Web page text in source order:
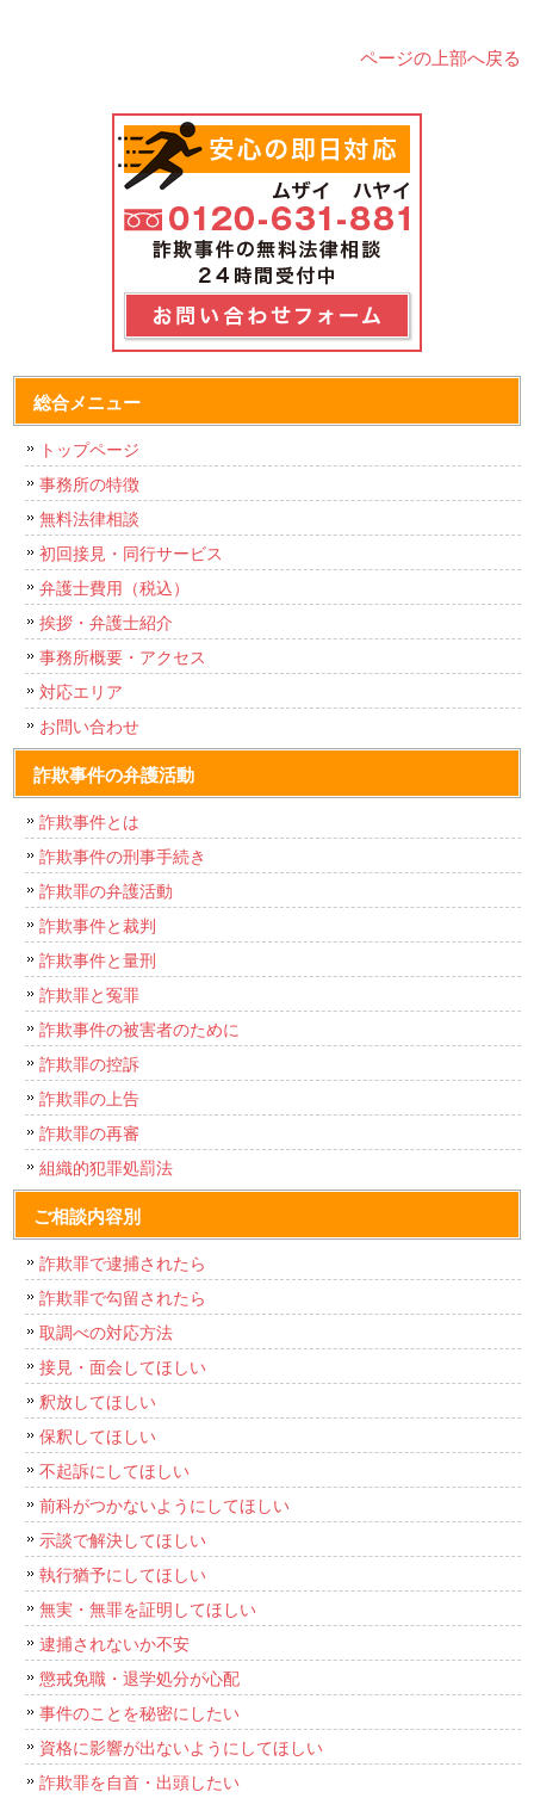
ページの上部へ戻る
総合メニュー
トップページ
事務所の特徴
無料法律相談
初回接見・同行サービス
弁護士費用（税込）
挨拶・弁護士紹介
事務所概要・アクセス
対応エリア
お問い合わせ
詐欺事件の弁護活動
詐欺事件とは
詐欺事件の刑事手続き
詐欺罪の弁護活動
詐欺事件と裁判
詐欺事件と量刑
詐欺罪と冤罪
詐欺事件の被害者のために
詐欺罪の控訴
詐欺罪の上告
詐欺罪の再審
組織的犯罪処罰法
ご相談内容別
詐欺罪で逮捕されたら
詐欺罪で勾留されたら
取調べの対応方法
接見・面会してほしい
釈放してほしい
保釈してほしい
不起訴にしてほしい
前科がつかないようにしてほしい
示談で解決してほしい
執行猶予にしてほしい
無実・無罪を証明してほしい
逮捕されないか不安
懲戒免職・退学処分が心配
事件のことを秘密にしたい
資格に影響が出ないようにしてほしい
詐欺罪を自首・出頭したい